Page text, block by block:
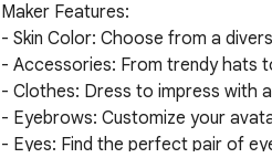
Maker Features:
- Skin Color: Choose from a
- Accessories: From trendy hats
- Clothes: Dress to impress with
- Eyebrows: Customize your
- Eyes: Find the perfect pair of